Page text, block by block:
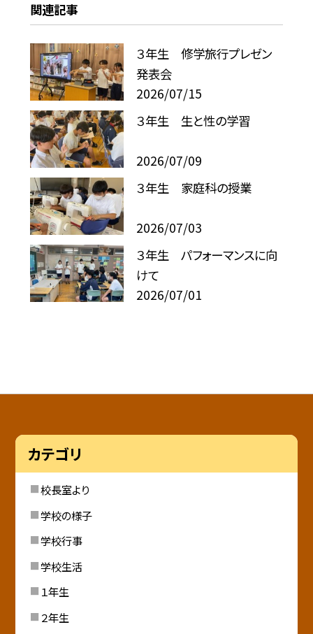
関連記事
３年生 修学旅行プレゼン
発表会
2026/07/15
３年生 生と性の学習
2026/07/09
３年生 家庭科の授業
2026/07/03
３年生 パフォーマンスに向
けて
2026/07/01
カテゴリ
校長室より
学校の様子
学校行事
学校生活
１年生
２年生